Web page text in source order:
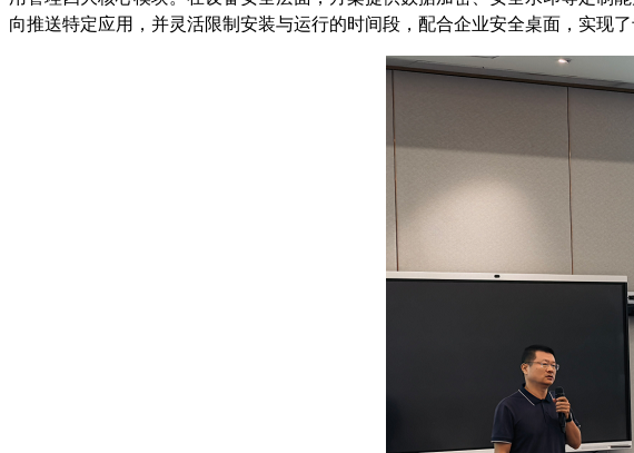
向推送特定应用，并灵活限制安装与运行的时间段，配合企业安全桌面，实现了